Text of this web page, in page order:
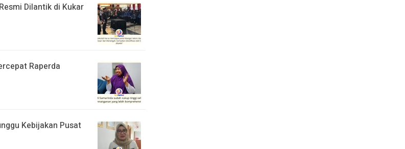
Dilantik di Kukar
Raperda
Kebijakan Pusat